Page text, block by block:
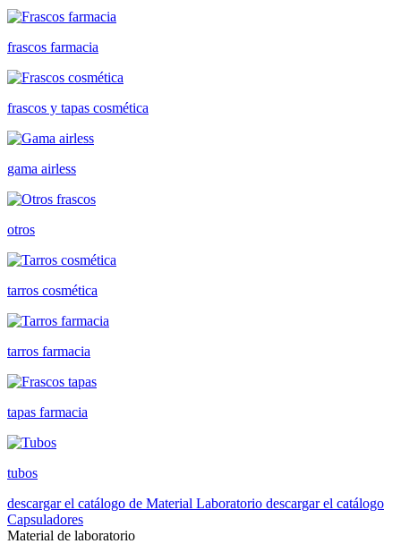
frascos farmacia
frascos y tapas cosmética
gama airless
otros
tarros cosmética
tarros farmacia
tapas farmacia
tubos
descargar el catálogo de Material Laboratorio descargar el catálogo
Capsuladores
Material de laboratorio